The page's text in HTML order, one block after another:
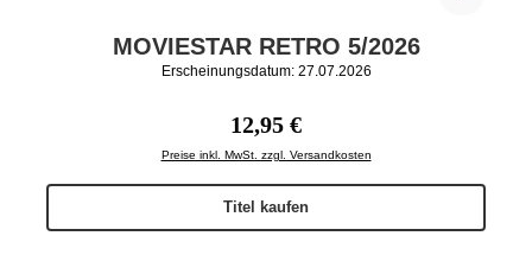
MOVIESTAR RETRO 5/2026
Erscheinungsdatum: 27.07.2026
Regulärer Preis:
12,95 €
Preise inkl. MwSt. zzgl. Versandkosten
Titel kaufen